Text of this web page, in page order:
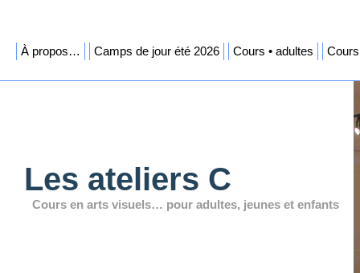
Les ateliers C
Cours en arts visuels… pour adultes, jeunes et enfants
À propos… Camps de jour été 2026 Cours • adultes